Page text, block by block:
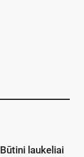
Būtini laukeliai